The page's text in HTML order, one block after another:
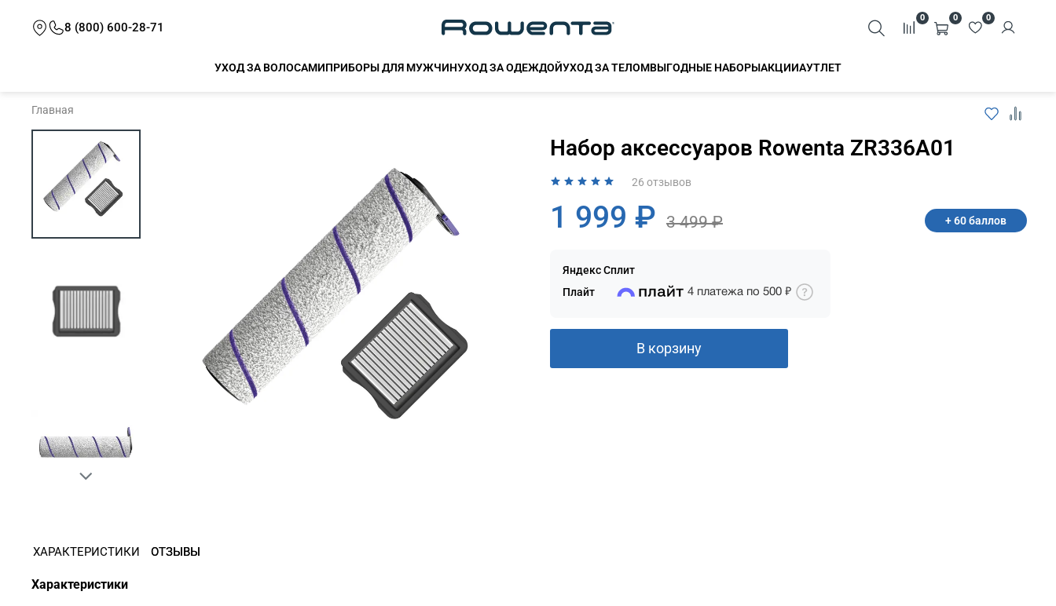
8 (800) 600-28-71
0 0 0
УХОД ЗА ВОЛОСАМИПРИБОРЫ ДЛЯ МУЖЧИНУХОД ЗА ОДЕЖДОЙУХОД ЗА ТЕЛОМВЫГОДНЫЕ НАБОРЫАКЦИИАУТЛЕТ
Главная
Набор аксессуаров Rowenta ZR336A01
26 отзывов
1 999 ₽ 3 499 ₽ + 60 баллов
В корзину
Яндекс Сплит
Плайт
4 платежа по 500 ₽
ХАРАКТЕРИСТИКИ ОТЗЫВЫ
Характеристики
Для клиентов всех банков
Разбейте оплату на части
Сегодня
25%